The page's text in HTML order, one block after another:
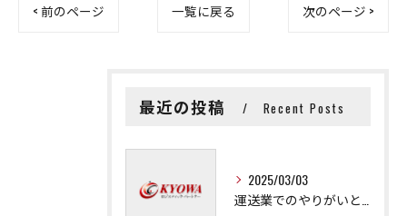
< 前のページ 一覧に戻る 次のページ >
最近の投稿 Recent Posts
2025/03/03